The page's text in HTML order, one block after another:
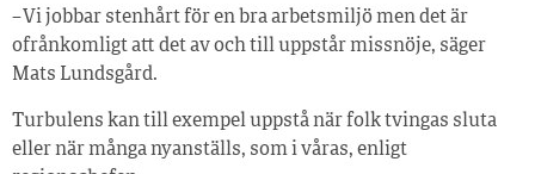
– Vi jobbar stenhårt för en bra arbetsmiljö men det är
ofrånkomligt att det av och till uppstår missnöje, säger
Mats Lundsgård.
Turbulens kan till exempel uppstå när folk tvingas sluta
eller när många nyanställs, som i våras, enligt